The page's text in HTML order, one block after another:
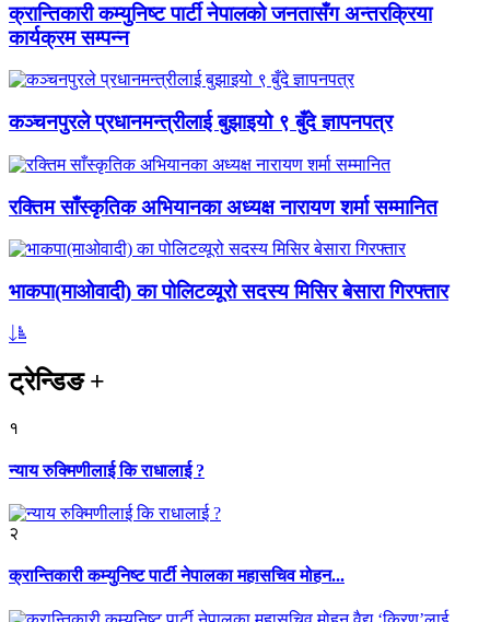
क्रान्तिकारी कम्युनिष्ट पार्टी नेपालको जनतासँग अन्तरक्रिया
कार्यक्रम सम्पन्न
कञ्चनपुरले प्रधानमन्त्रीलाई बुझाइयो ९ बुँदे ज्ञापनपत्र
रक्तिम साँस्कृतिक अभियानका अध्यक्ष नारायण शर्मा सम्मानित
भाकपा(माओवादी) का पोलिटव्यूरो सदस्य मिसिर बेसारा गिरफ्तार
ट्रेन्डिङ+
१
न्याय रुक्मिणीलाई कि राधालाई ?
२
क्रान्तिकारी कम्युनिष्ट पार्टी नेपालका महासचिव मोहन...